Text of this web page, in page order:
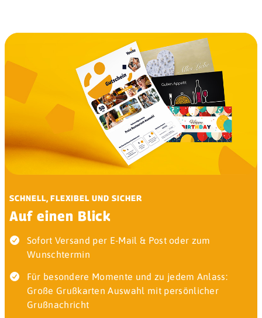
SCHNELL, FLEXIBEL UND SICHER
Auf einen Blick
Sofort Versand per E-Mail & Post oder zum
Wunschtermin
Für besondere Momente und zu jedem Anlass:
Große Grußkarten Auswahl mit persönlicher
Grußnachricht